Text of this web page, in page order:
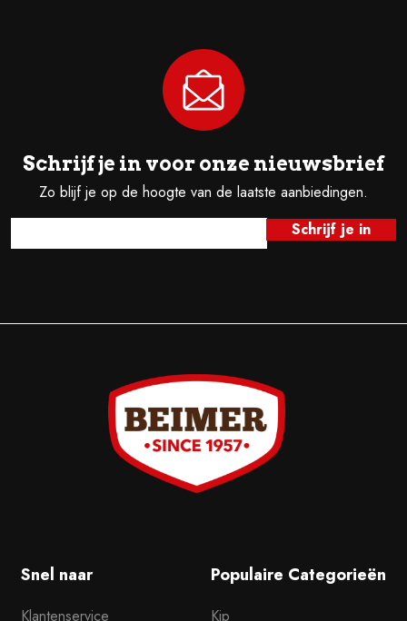
Schrijf je in voor onze nieuwsbrief
Zo blijf je op de hoogte van de laatste aanbiedingen.
Snel naar
Klantenservice
Populaire Categorieën
Kip